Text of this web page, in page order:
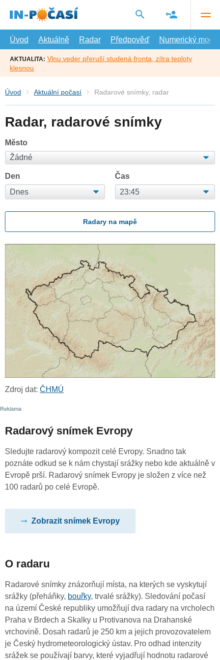
hlavní
Úvod
Aktuálně Radar Předpověď Numerický model
AKTUALITA: Vlnu veder přeruší studená fronta, zítra teploty
klesnou
Úvod Aktuální počasí Radarové snímky, radar
Radar, radarové snímky
Město
Den Čas
Radary na mapě
Zdroj dat: ČHMÚ
Radarový snímek Evropy
Sledujte radarový kompozit celé Evropy. Snadno tak
poznáte odkud se k nám chystají srážky nebo kde aktuálně v
Evropě prší. Radarový snímek Evropy je složen z více než
100 radarů po celé Evropě.
Zobrazit snímek Evropy
O radaru
Radarové snímky znázorňují místa, na kterých se vyskytují
srážky (přeháňky, bouřky, trvalé srážky). Sledování počasí
na území České republiky umožňují dva radary na vrcholech
Praha v Brdech a Skalky u Protivanova na Drahanské
vrchovině. Dosah radarů je 250 km a jejich provozovatelem
je Český hydrometeorologický ústav. Pro odhad intenzity
srážek se používají barvy, které vyjadřují hodnotu radarové